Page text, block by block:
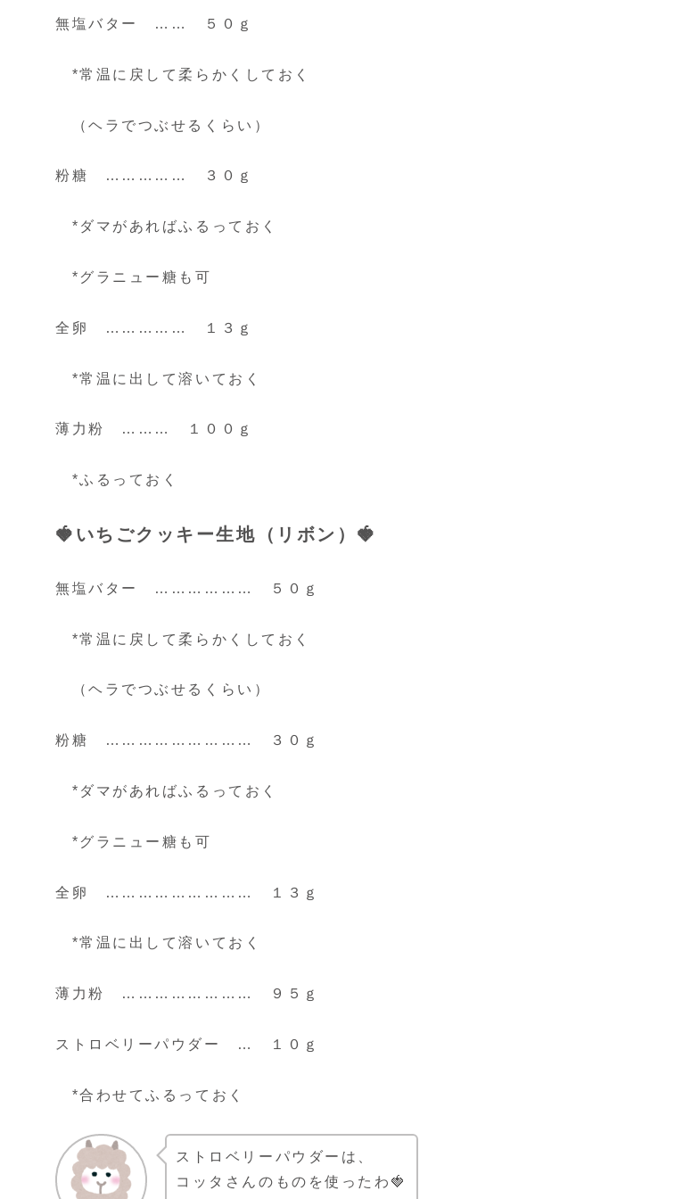
無塩バター …… ５０ｇ
*常温に戻して柔らかくしておく
（ヘラでつぶせるくらい）
粉糖 …………… ３０ｇ
*ダマがあればふるっておく
*グラニュー糖も可
全卵 …………… １３ｇ
*常温に出して溶いておく
薄力粉 ……… １００ｇ
*ふるっておく
🍓いちごクッキー生地（リボン）🍓
無塩バター ……………… ５０ｇ
*常温に戻して柔らかくしておく
（ヘラでつぶせるくらい）
粉糖 ……………………… ３０ｇ
*ダマがあればふるっておく
*グラニュー糖も可
全卵 ……………………… １３ｇ
*常温に出して溶いておく
薄力粉 …………………… ９５ｇ
ストロベリーパウダー … １０ｇ
*合わせてふるっておく
ストロベリーパウダーは、
コッタさんのものを使ったわ🍓